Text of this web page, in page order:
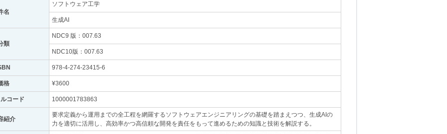
名
ソフトウェア工学
生成AI
類
NDC9 版：007.63
NDC10版：007.63
978-4-274-23415-6
格 ¥3600
コード 1000001783863
紹介
要求定義から運用までの全工程を網羅するソフトウェアエンジニアリングの基礎を踏まえつつ、生成AIの
力を適切に活用し、高効率かつ高信頼な開発を責任をもって進めるための知識と技術を解説する。